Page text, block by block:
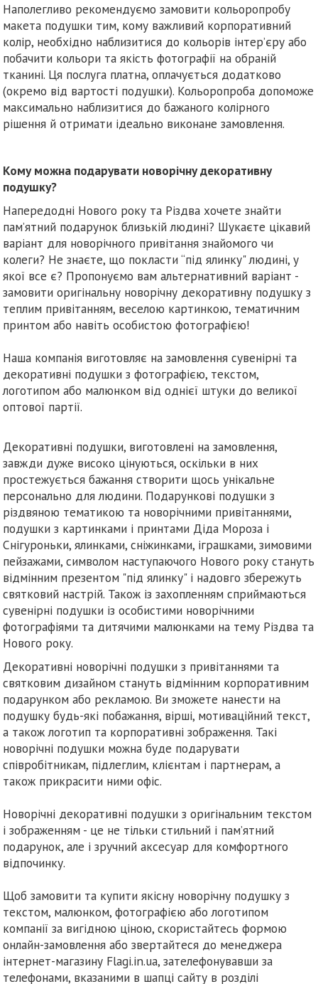
Наполегливо рекомендуємо замовити кольоропробу
макета подушки тим, кому важливий корпоративний
колір, необхідно наблизитися до кольорів інтер’єру або
побачити кольори та якість фотографії на обраній
тканині. Ця послуга платна, оплачується додатково
(окремо від вартості подушки). Кольоропроба допоможе
максимально наблизитися до бажаного колірного
рішення й отримати ідеально виконане замовлення.
Кому можна подарувати новорічну декоративну
подушку?
Напередодні Нового року та Різдва хочете знайти
пам’ятний подарунок близькій людині? Шукаєте цікавий
варіант для новорічного привітання знайомого чи
колеги? Не знаєте, що покласти “під ялинку" людині, у
якої все є? Пропонуємо вам альтернативний варіант -
замовити оригінальну новорічну декоративну подушку з
теплим привітанням, веселою картинкою, тематичним
принтом або навіть особистою фотографією!
Наша компанія виготовляє на замовлення сувенірні та
декоративні подушки з фотографією, текстом,
логотипом або малюнком від однієї штуки до великої
оптової партії.
Декоративні подушки, виготовлені на замовлення,
завжди дуже високо цінуються, оскільки в них
простежується бажання створити щось унікальне
персонально для людини. Подарункові подушки з
різдвяною тематикою та новорічними привітаннями,
подушки з картинками і принтами Діда Мороза і
Снігуроньки, ялинками, сніжинками, іграшками, зимовими
пейзажами, символом наступаючого Нового року стануть
відмінним презентом "під ялинку" і надовго збережуть
святковий настрій. Також із захопленням сприймаються
сувенірні подушки із особистими новорічними
фотографіями та дитячими малюнками на тему Різдва та
Нового року.
Декоративні новорічні подушки з привітаннями та
святковим дизайном стануть відмінним корпоративним
подарунком або рекламою. Ви зможете нанести на
подушку будь-які побажання, вірші, мотиваційний текст,
а також логотип та корпоративні зображення. Такі
новорічні подушки можна буде подарувати
співробітникам, підлеглим, клієнтам і партнерам, а
також прикрасити ними офіс.
Новорічні декоративні подушки з оригінальним текстом
і зображенням - це не тільки стильний і пам’ятний
подарунок, але і зручний аксесуар для комфортного
відпочинку.
Щоб замовити та купити якісну новорічну подушку з
текстом, малюнком, фотографією або логотипом
компанії за вигідною ціною, скористайтесь формою
онлайн-замовлення або звертайтеся до менеджера
інтернет-магазину Flagi.in.ua, зателефонувавши за
телефонами, вказаними в шапці сайту в розділі